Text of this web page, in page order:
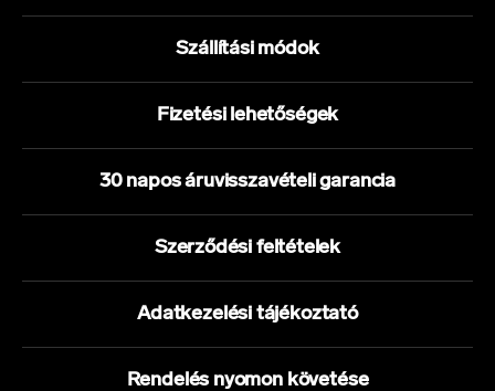
Szállítási módok
Fizetési lehetőségek
30 napos áruvisszavételi garancia
Szerződési feltételek
Adatkezelési tájékoztató
Rendelés nyomon követése